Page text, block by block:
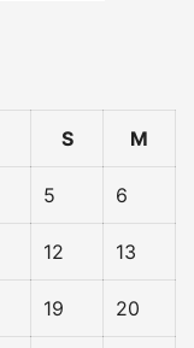
S M
5 6
12 13
19 20